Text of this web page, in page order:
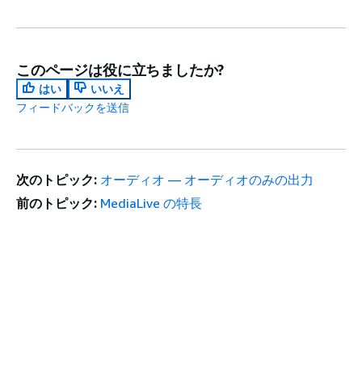
このページは役に立ちましたか?
はい
いいえ
フィードバックを送信
次のトピック: オーディオ — オーディオのみの出力
前のトピック: MediaLive の特長